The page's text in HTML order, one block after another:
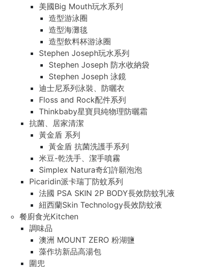
美國Big Mouth玩水系列
造型游泳圈
造型海灘毯
造型飲料杯游泳圈
Stephen Joseph玩水系列
Stephen Joseph 防水收納袋
Stephen Joseph 泳鏡
迪士尼系列泳裝、防曬衣
Floss and Rock配件系列
Thinkbaby星寶貝純物理防曬霜
抗菌、居家清潔
黃金盾 系列
黃金盾 抗菌洗護手系列
米豆-乾洗手、潔手噴霧
Simplex Natura奇幻許願泡泡
Picaridin派卡瑞丁防蚊系列
法國 PSA SKIN 2P BODY長效防蚊乳液
紐西蘭Skin Technology長效防蚊液
餐廚食光Kitchen
調味品
澳洲 MOUNT ZERO 粉湖鹽
藻作坊新品高湯包
圍兜